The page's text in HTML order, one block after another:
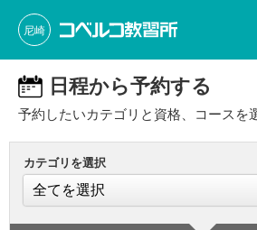
尼崎
日程から予約する
予約したいカテゴリと資格、コースを
カテゴリを選択